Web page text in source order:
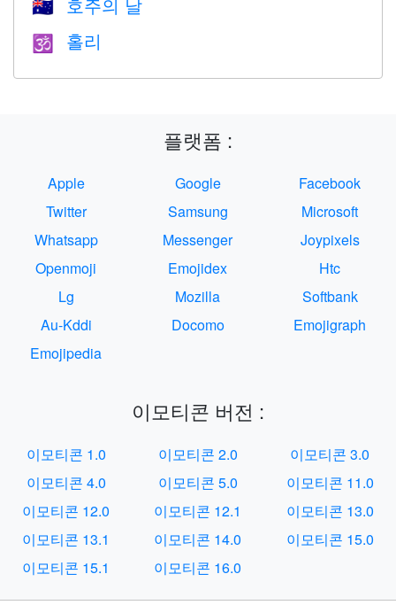
🇦🇺
🕉 홀리
플랫폼 :
Apple Google
Facebook
Twitter
Samsung
Microsoft
Whatsapp
Messenger
Joypixels
Openmoji
Emojidex
Htc
Lg
Mozilla
Softbank
Au-Kddi
Docomo
Emojigraph
Emojipedia
이모티콘 버전 :
이모티콘 1.0 이모티콘 2.0
이모티콘 3.0
이모티콘 4.0
이모티콘 5.0
이모티콘 11.0
이모티콘 12.0
이모티콘 12.1
이모티콘 13.0
이모티콘 13.1
이모티콘 14.0
이모티콘 15.0
이모티콘 15.1
이모티콘 16.0